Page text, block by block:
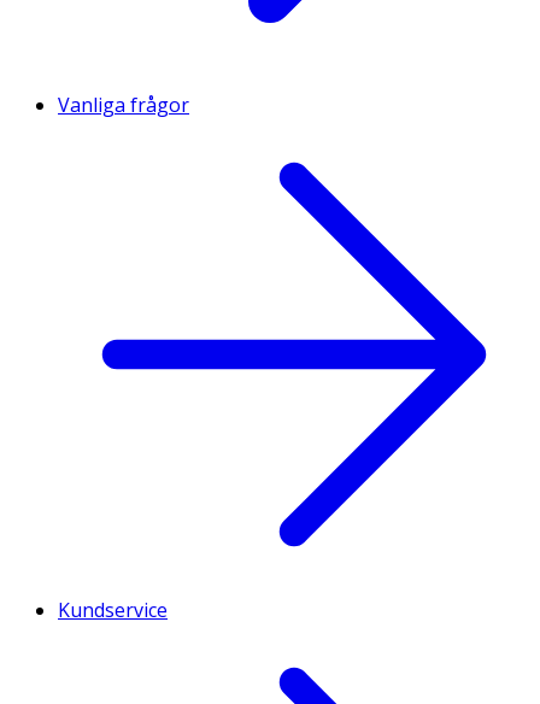
Vanliga frågor
Kundservice